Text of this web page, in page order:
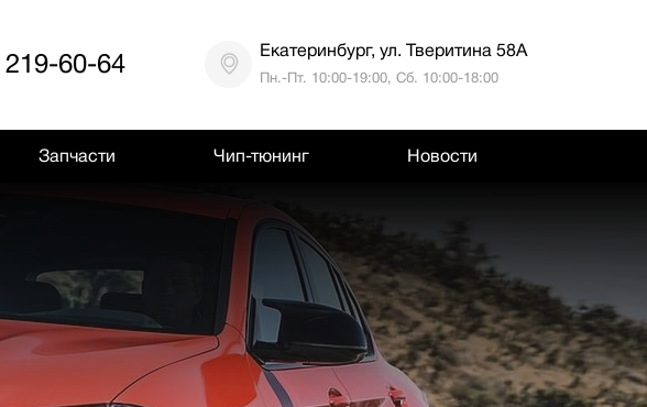
60-64 Екатеринбург, ул. Тверитина 58А
Пн.-Пт. 10:00-19:00, Сб. 10:00-18:00
Запчасти Чип-тюнинг Новости